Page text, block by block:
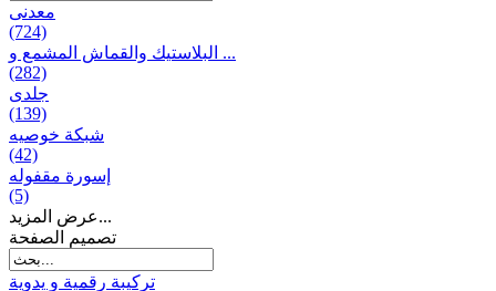
معدنی
(724)
البلاستيك والقماش المشمع و ...
(282)
جلدی
(139)
شبكة خوصیه
(42)
إسورة مقفوله
(5)
عرض المزيد...
تصميم الصفحة
تركيبة رقمية و يدوية